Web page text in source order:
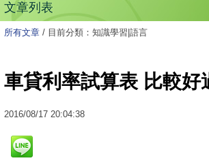
文章列表
所有文章 / 目前分類：知識學習|語言
車貸利率試算表 比較好
2016/08/17 20:04:38